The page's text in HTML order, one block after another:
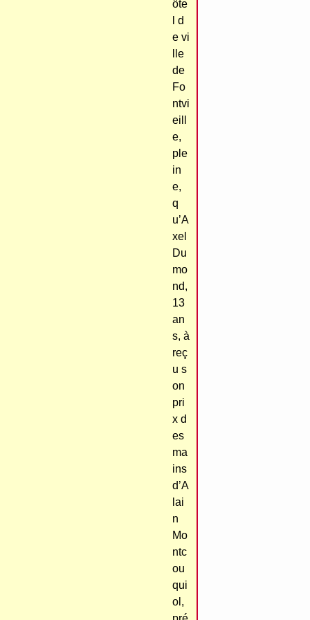
ôte
l d
e vi
lle
de
Fo
ntvi
eill
e,
ple
in
e,
q
u’A
xel
Du
mo
nd,
13
an
s, à
reç
u s
on
pri
x d
es
ma
ins
d’A
lai
n
Mo
ntc
ou
qui
ol,